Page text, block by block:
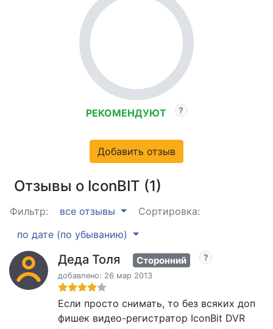
РЕКОМЕНДУЮТ
Добавить отзыв
Отзывы о IconBIT (1)
Фильтр: все отзывы
Сортировка:
по дате (по убыванию)
Деда Толя Сторонний
добавлено: 26 мар 2013
Если просто снимать, то без всяких доп
фишек видео-регистратор IconBit DVR